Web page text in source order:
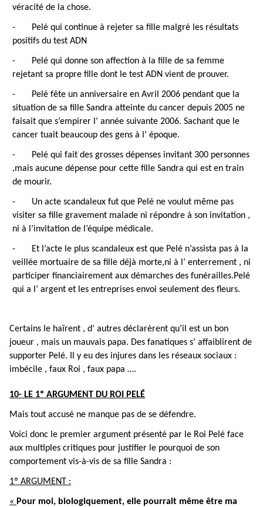
véracité de la chose.
-
Pelé qui continue à rejeter sa fille malgré les résultats
positifs du test ADN
-
Pelé qui donne son affection à la fille de sa femme
rejetant sa propre fille dont le test ADN vient de prouver.
-
Pelé fête un anniversaire en Avril 2006 pendant que la
situation de sa fille Sandra atteinte du cancer depuis 2005 ne
faisait que s’empirer l’ année suivante 2006. Sachant que le
cancer tuait beaucoup des gens à l’ époque.
-
Pelé qui fait des grosses dépenses invitant 300 personnes
,mais aucune dépense pour cette fille Sandra qui est en train
de mourir.
- Un acte scandaleux fut que Pelé ne voulut même pas
visiter sa fille gravement malade ni répondre à son invitation ,
ni à l’invitation de l’équipe médicale.
-
Et l’acte le plus scandaleux est que Pelé n’assista pas à la
veillée mortuaire de sa fille déjà morte,ni à l’ enterrement , ni
participer financiairement aux démarches des funérailles.Pelé
qui a l’ argent et les entreprises envoi seulement des fleurs.
Certains le haïrent , d’ autres déclarèrent qu’il est un bon
joueur , mais un mauvais papa. Des fanatiques s’ affaiblirent de
supporter Pelé. Il y eu des injures dans les réseaux sociaux :
imbécile , faux Roi , faux papa ….
10- LE 1º ARGUMENT DU ROI PELÉ
Mais tout accusé ne manque pas de se défendre.
Voici donc le premier argument présenté par le Roi Pelé face
aux multiples critiques pour justifier le pourquoi de son
comportement vis-à-vis de sa fille Sandra :
1º ARGUMENT :
« Pour moi, biologiquement, elle pourrait même être ma